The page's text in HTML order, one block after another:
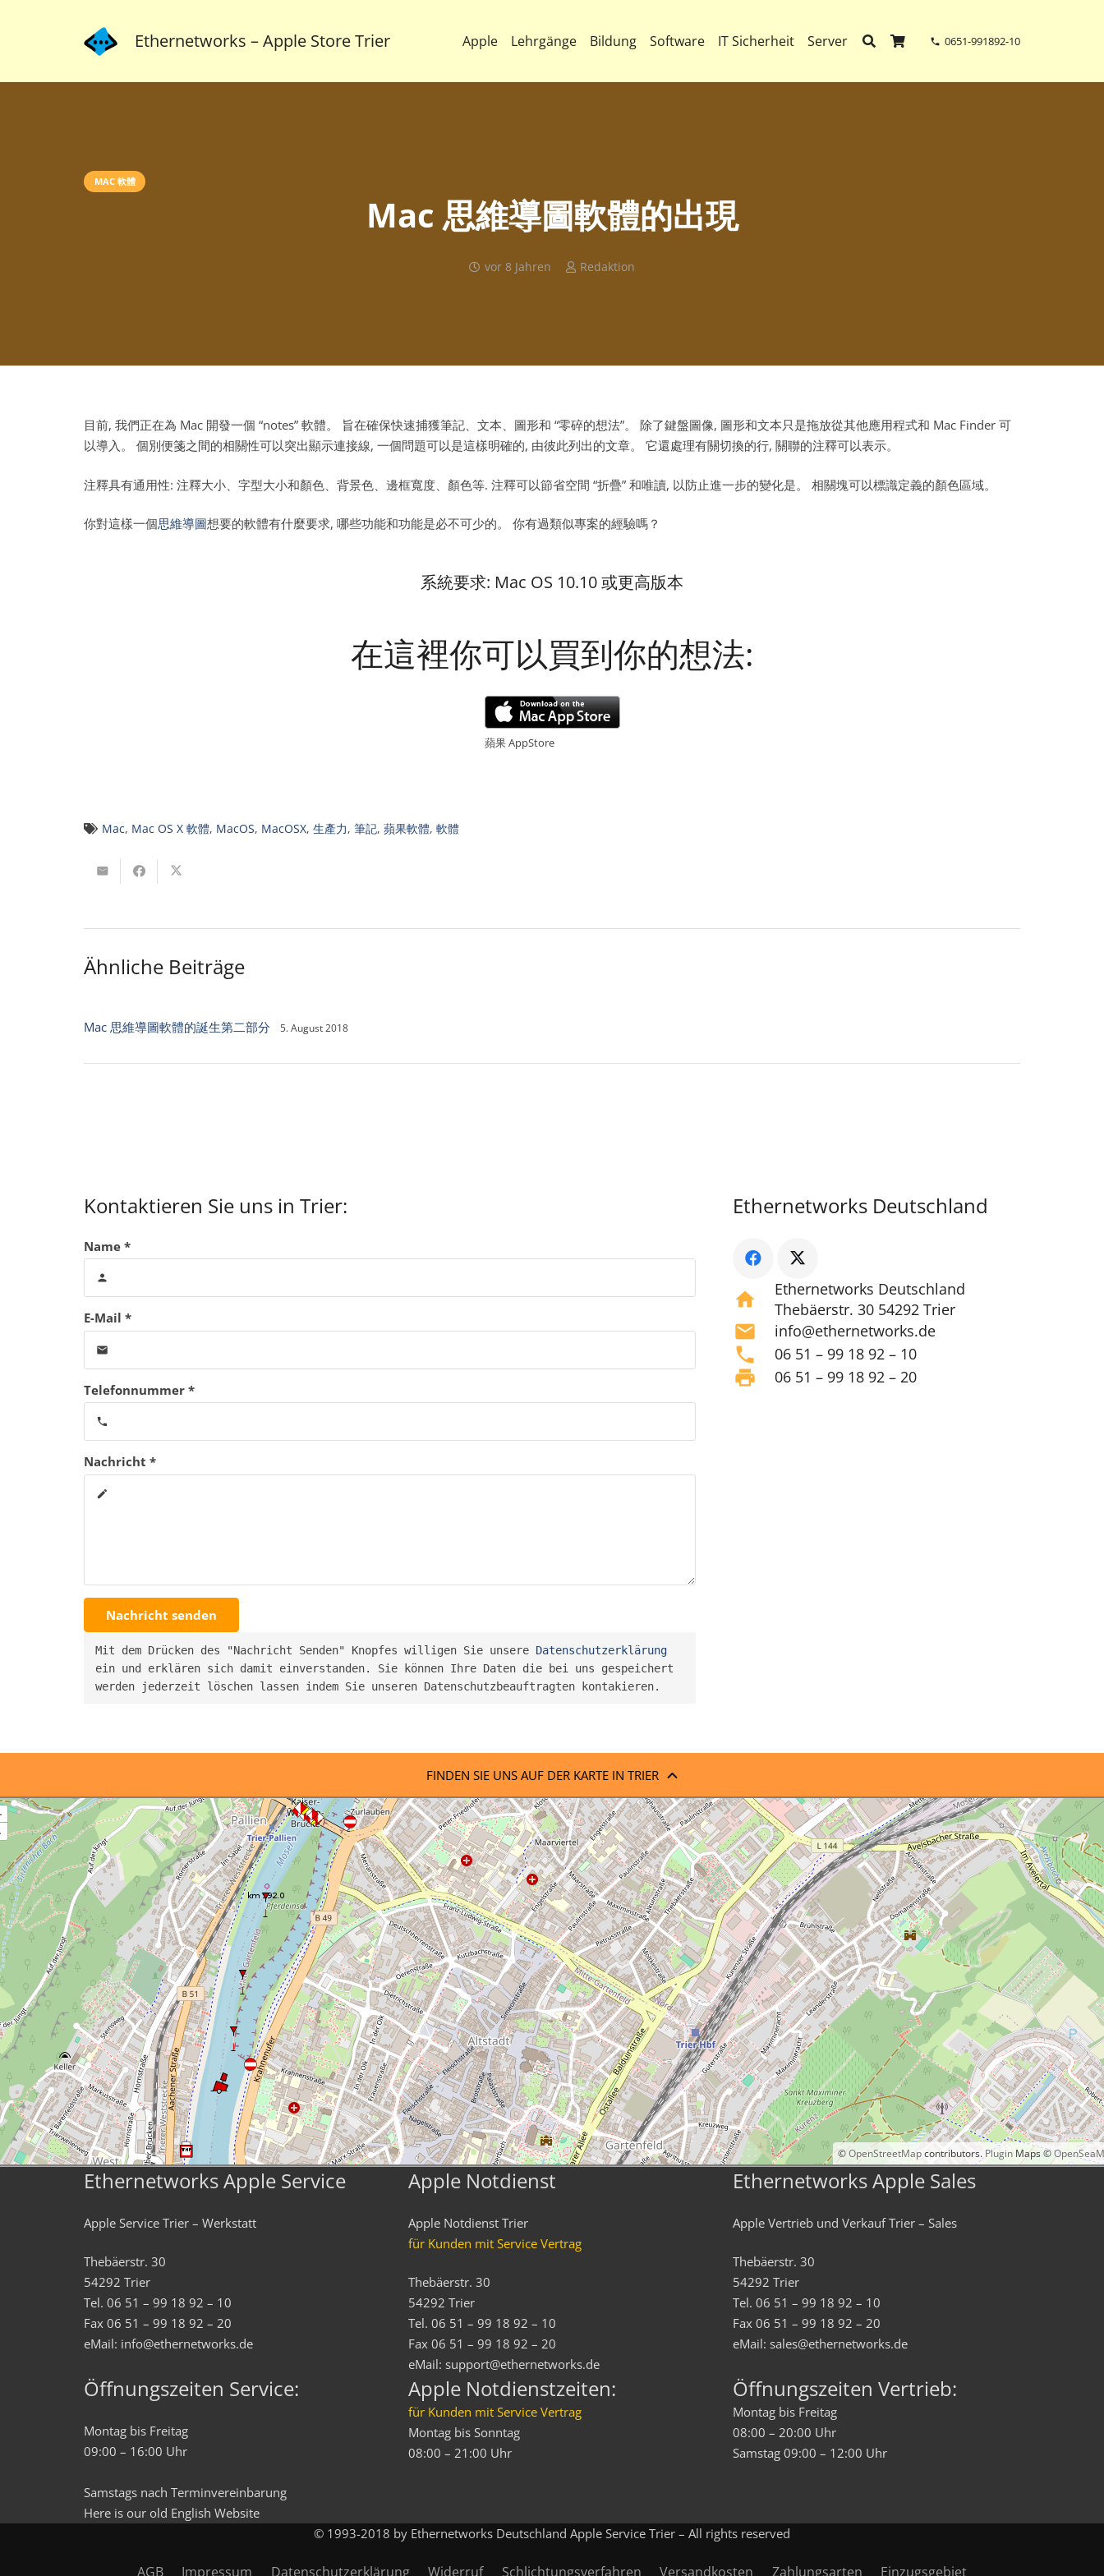
Ethernetworks – Apple Store Trier Apple Lehrgänge Bildung Software IT Sicherheit Server phone 0651-991892-10
MAC 軟體
Mac 思維導圖軟體的出現
vor 8 Jahren Redaktion
目前, 我們正在為 Mac 開發一個 “notes” 軟體。 旨在確保快速捕獲筆記、文本、圖形和 “零碎的想法”。 除了鍵盤圖像, 圖形和文本只是拖放從其他應用程式和 Mac Finder 可
以導入。 個別便箋之間的相關性可以突出顯示連接線, 一個問題可以是這樣明確的, 由彼此列出的文章。 它還處理有關切換的行, 關聯的注釋可以表示。
注釋具有通用性: 注釋大小、字型大小和顏色、背景色、邊框寬度、顏色等. 注釋可以節省空間 “折疊” 和唯讀, 以防止進一步的變化是。 相關塊可以標識定義的顏色區域。
你對這樣一個思維導圖想要的軟體有什麼要求, 哪些功能和功能是必不可少的。 你有過類似專案的經驗嗎？
系統要求: Mac OS 10.10 或更高版本
在這裡你可以買到你的想法:
蘋果 AppStore
Mac, Mac OS X 軟體, MacOS, MacOSX,生產力,筆記,蘋果軟體,軟體
Ähnliche Beiträge
Mac 思維導圖軟體的誕生第二部分 5. August 2018
Kontaktieren Sie uns in Trier:
Name *
person
E-Mail *
email
Telefonnummer *
phone
Nachricht *
create
Nachricht senden
Mit dem Drücken des "Nachricht Senden" Knopfes willigen Sie unsere Datenschutzerklärung
ein und erklären sich damit einverstanden. Sie können Ihre Daten die bei uns gespeichert
werden jederzeit löschen lassen indem Sie unseren Datenschutzbeauftragten kontakieren.
Ethernetworks Deutschland
home
Ethernetworks Deutschland
Thebäerstr. 30 54292 Trier
mail info@ethernetworks.de
phone 06 51 – 99 18 92 – 10
print 06 51 – 99 18 92 – 20
FINDEN SIE UNS AUF DER KARTE IN TRIER
©OpenStreetMapcontributors.Plugin Maps ©
Ethernetworks Apple Service
Apple Service Trier – Werkstatt
Thebäerstr. 30
54292 Trier
Tel. 06 51 – 99 18 92 – 10
Fax 06 51 – 99 18 92 – 20
eMail: info@ethernetworks.de
Apple Notdienst
Apple Notdienst Trier
für Kunden mit Service Vertrag
Thebäerstr. 30
54292 Trier
Tel. 06 51 – 99 18 92 – 10
Fax 06 51 – 99 18 92 – 20
eMail: support@ethernetworks.de
Ethernetworks Apple Sales
Apple Vertrieb und Verkauf Trier – Sales
Thebäerstr. 30
54292 Trier
Tel. 06 51 – 99 18 92 – 10
Fax 06 51 – 99 18 92 – 20
eMail: sales@ethernetworks.de
Öffnungszeiten Service:
Montag bis Freitag
09:00 – 16:00 Uhr
Samstags nach Terminvereinbarung
Here is our old English Website
Apple Notdienstzeiten:
für Kunden mit Service Vertrag
Montag bis Sonntag
08:00 – 21:00 Uhr
Öffnungszeiten Vertrieb:
Montag bis Freitag
08:00 – 20:00 Uhr
Samstag 09:00 – 12:00 Uhr
© 1993-2018 by Ethernetworks Deutschland Apple Service Trier – All rights reserved
AGB Impressum Datenschutzerklärung Widerruf Schlichtungsverfahren Versandkosten Zahlungsarten Einzugsgebiet